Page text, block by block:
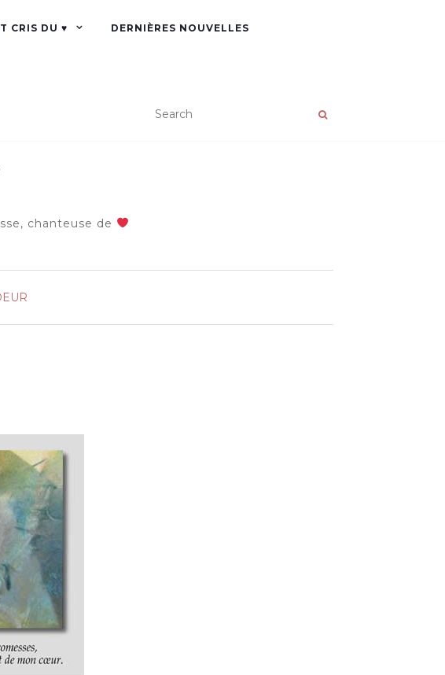
CRIS DU ♥ DERNIÈRES NOUVELLES
chanteuse de